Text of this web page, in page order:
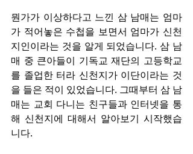
뭔가가 이상하다고 느낀 삼 남매는 엄마
가 적어놓은 수첩을 보면서 엄마가 신천
지인이라는 것을 알게 되었습니다. 삼 남
매 중 큰아들이 기독교 재단의 고등학교
를 졸업한 터라 신천지가 이단이라는 것
을 들은 적이 있었습니다. 그때부터 삼 남
매는 교회 다니는 친구들과 인터넷을 통
해 신천지에 대해서 알아보기 시작했습
니다.